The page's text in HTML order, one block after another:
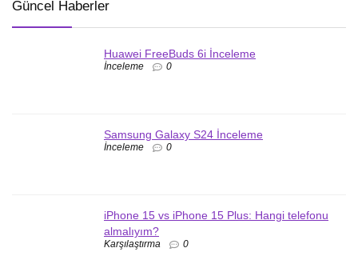
Güncel Haberler
Huawei FreeBuds 6i İnceleme
İnceleme 0
Samsung Galaxy S24 İnceleme
İnceleme 0
iPhone 15 vs iPhone 15 Plus: Hangi telefonu
almalıyım?
Karşılaştırma 0